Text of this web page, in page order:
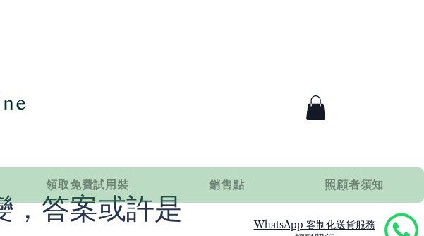
，答案或許是
WhatsApp 客制化送貨服務
領取免費試用裝 銷售點 照顧者須知